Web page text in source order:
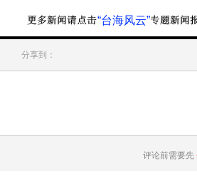
“台海风云”
分享到：
评论前需要先